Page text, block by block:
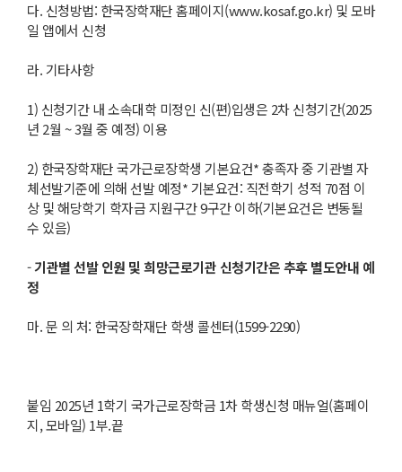
다. 신청방법: 한국장학재단 홈페이지(www.kosaf.go.kr) 및 모바
일 앱에서 신청
라. 기타사항
1) 신청기간 내 소속대학 미정인 신(편)입생은 2차 신청기간(2025
년 2월 ~ 3월 중 예정) 이용
2) 한국장학재단 국가근로장학생 기본요건* 충족자 중 기관별 자
체선발기준에 의해 선발 예정* 기본요건: 직전학기 성적 70점 이
상 및 해당학기 학자금 지원구간 9구간 이하(기본요건은 변동될
수 있음)
-기관별 선발 인원 및 희망근로기관 신청기간은 추후 별도안내 예
정
마. 문 의 처: 한국장학재단 학생 콜센터(1599-2290)
붙임 2025년 1학기 국가근로장학금 1차 학생신청 매뉴얼(홈페이
지, 모바일) 1부.끝